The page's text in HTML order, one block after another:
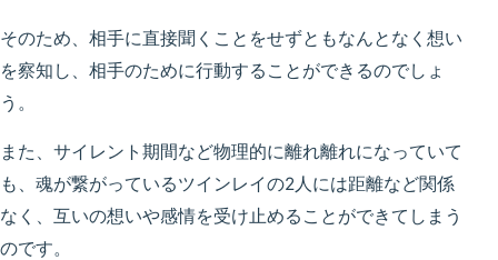
そのため、相手に直接聞くことをせずともなんとなく想い
を察知し、相手のために行動することができるのでしょ
う。
また、サイレント期間など物理的に離れ離れになっていて
も、魂が繋がっているツインレイの2人には距離など関係
なく、互いの想いや感情を受け止めることができてしまう
のです。